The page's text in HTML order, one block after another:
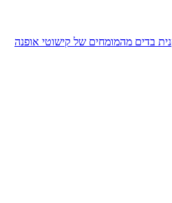
בדים מהמומחים של קישוטי אופנה